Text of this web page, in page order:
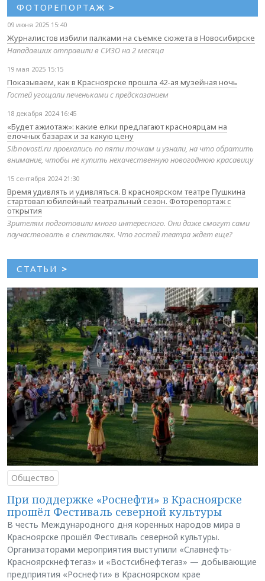
ФОТОРЕПОРТАЖ >
09 июня 2025 15:40
Журналистов избили палками на съемке сюжета в Новосибирске
Нападавших отправили в СИЗО на 2 месяца
19 мая 2025 15:15
Показываем, как в Красноярске прошла 42-ая музейная ночь
Гостей угощали печеньками с предсказанием
18 декабря 2024 16:45
«Будет ажиотаж»: какие елки предлагают красноярцам на
елочных базарах и за какую цену
Sibnovosti.ru проехались по пяти точкам и узнали, на что обратить
внимание, чтобы не купить некачественную новогоднюю красавицу
15 сентября 2024 21:30
Время удивлять и удивляться. В красноярском театре Пушкина
стартовал юбилейный театральный сезон. Фоторепортаж с
открытия
Зрителям подготовили много интересного. Они даже смогут сами
поучаствовать в спектаклях. Что гостей театра ждет еще?
СТАТЬИ >
Общество
При поддержке «Роснефти» в Красноярске
прошёл Фестиваль северной культуры
В честь Международного дня коренных народов мира в
Красноярске прошёл Фестиваль северной культуры.
Организаторами мероприятия выступили «Славнефть-
Красноярскнефтегаз» и «Востсибнефтегаз» — добывающие
предприятия «Роснефти» в Красноярском крае